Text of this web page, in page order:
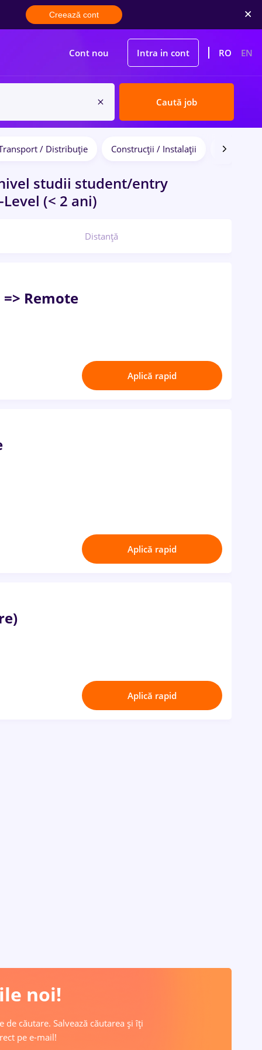
Creează cont
Cont nou Intra in cont RO EN
Caută job
/ Distribuție Construcții / Instalații Bănci
studii student/entry
(< 2 ani)
Distanță
Remote
Aplică rapid
Aplică rapid
Aplică rapid
noi!
căutare. Salvează căutarea și îți
pe e-mail!